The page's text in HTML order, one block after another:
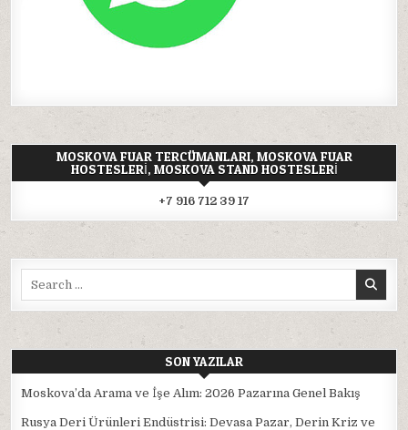
MOSKOVA FUAR TERCÜMANLARI, MOSKOVA FUAR
HOSTESLERI, MOSKOVA STAND HOSTESLERI
+7 916 712 39 17
SON YAZILAR
Moskova’da Arama ve İşe Alım: 2026 Pazarına Genel Bakış
Rusya Deri Ürünleri Endüstrisi: Devasa Pazar, Derin Kriz ve